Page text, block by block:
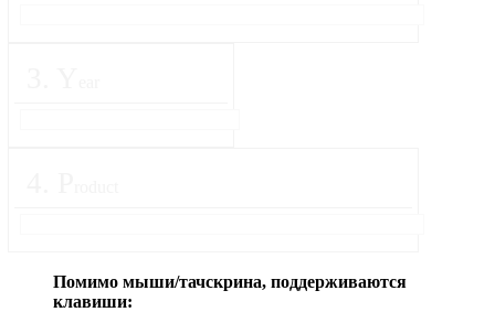
Помимо мыши/тачскрина, поддерживаются
клавиши: